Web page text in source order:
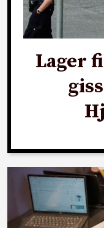
Lager